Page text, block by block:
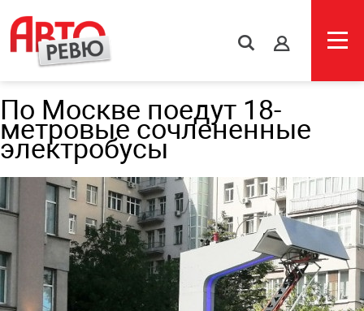
s
По Москве поедут 18-
метровые сочлененные
электробусы